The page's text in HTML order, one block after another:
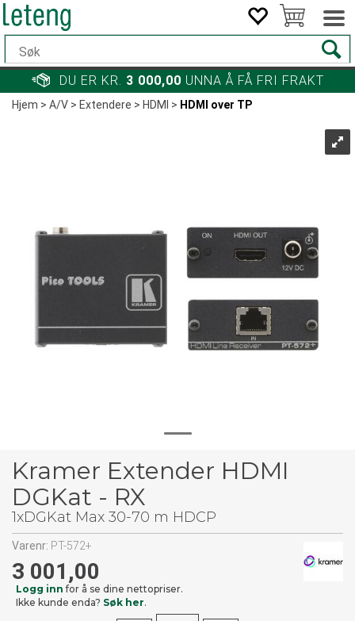
DU ER KR. 3 000,00 UNNA Å FÅ FRI FRAKT
Hjem>A/V>Extendere>HDMI > HDMI over TP
Kramer Extender HDMI
DGKat - RX
1xDGKat Max 30-70 m HDCP
Varenr: PT-572+
3 001,00
Logg inn for å se dine nettopriser.
Ikke kunde enda? Søk her.